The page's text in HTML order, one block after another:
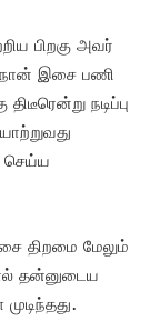
பிறகு அவர்
நான் இசை பணி
நடிப்பு
செய்ய
திறமை மேலும்
தன்னுடைய